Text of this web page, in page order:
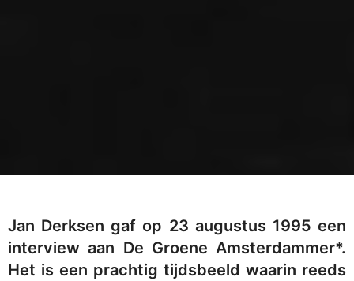
Jan Derksen gaf op 23 augustus 1995 een
interview aan De Groene Amsterdammer*.
Het is een prachtig tijdsbeeld waarin reeds